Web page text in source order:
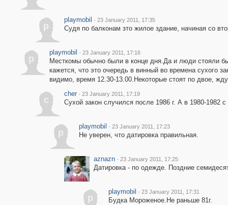
p
playmobil · 23 January 2011, 17:35
Судя по балконам зто жилое здание, начиная со
p
playmobil · 23 January 2011, 17:16
Месткомы обычно были в конце дня.Да и люди стояли
кажется, что это очередь в винный во времена сухого
видимо, время 12.30-13.00.Некоторые стоят по двое,
c
cher · 23 January 2011, 17:19
Сухой закон случился после 1986 г. А в 1980-
p
playmobil · 23 January 2011, 17:23
Не уверен, что датировка правильная.
aznazn · 23 January 2011, 17:25
Датировка - по одежде. Поздние
p
playmobil · 23 January 2011, 17:31
Будка Мороженое.Не раньше 81г.